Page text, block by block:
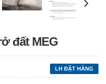
đất MEG
LH ĐẶT HÀNG